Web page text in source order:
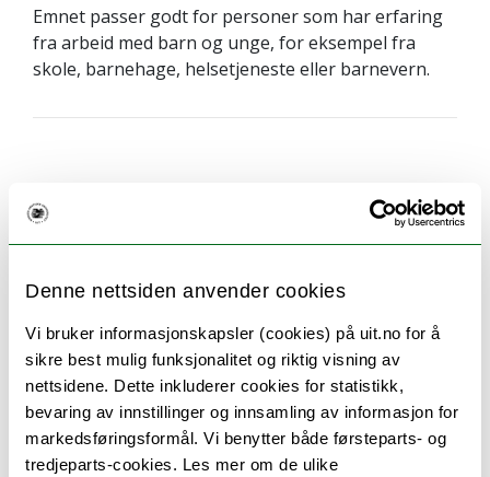
Denne nettsiden anvender cookies
Vi bruker informasjonskapsler (cookies) på uit.no for å
sikre best mulig funksjonalitet og riktig visning av
nettsidene. Dette inkluderer cookies for statistikk,
bevaring av innstillinger og innsamling av informasjon for
markedsføringsformål. Vi benytter både førsteparts- og
tredjeparts-cookies. Les mer om de ulike
Emnet passer godt for personer som har erfaring
fra arbeid med barn og unge, for eksempel fra
skole, barnehage, helsetjeneste eller barnevern.
Hva lærer du
Etter bestått emne skal studentene ha følgende
Studenten skal kjenne til ulike modeller for
forebygging blant barn og unge og ha
kunnskap om relevant teori og empiri om
sentrale faktorer (både risiko og beskyttende)
av betydning for barn og unges psykiske